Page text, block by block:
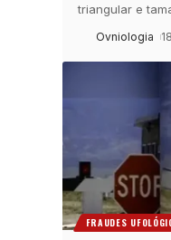
triangular e
Ovniologia
FRAUDES